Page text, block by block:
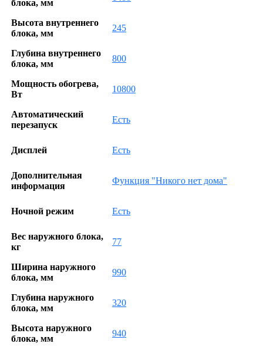
блока, мм
Высота внутреннего
блока, мм
245
Глубина внутреннего
блока, мм
800
Мощность обогрева,
Вт
10800
Автоматический
перезапуск
Есть
Дисплей Есть
Дополнительная
информация
Функция "Никого нет дома"
Ночной режим Есть
Вес наружного блока,
кг
77
Ширина наружного
блока, мм
990
Глубина наружного
блока, мм
320
Высота наружного
блока, мм
940